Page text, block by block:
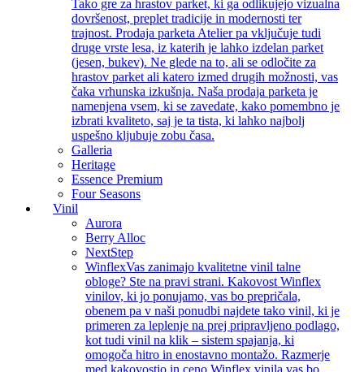
Tako gre za hrastov parket, ki ga odlikujejo vizualna
dovršenost, preplet tradicije in modernosti ter
trajnost. Prodaja parketa Atelier pa vključuje tudi
druge vrste lesa, iz katerih je lahko izdelan parket
(jesen, bukev). Ne glede na to, ali se odločite za
hrastov parket ali katero izmed drugih možnosti, vas
čaka vrhunska izkušnja. Naša prodaja parketa je
namenjena vsem, ki se zavedate, kako pomembno je
izbrati kvaliteto, saj je ta tista, ki lahko najbolj
uspešno kljubuje zobu časa.
Galleria
Heritage
Essence Premium
Four Seasons
Vinil
Aurora
Berry Alloc
NextStep
WinflexVas zanimajo kvalitetne vinil talne
obloge? Ste na pravi strani. Kakovost Winflex
vinilov, ki jo ponujamo, vas bo prepričala,
obenem pa v naši ponudbi najdete tako vinil, ki je
primeren za leplenje na prej pripravljeno podlago,
kot tudi vinil na klik – sistem spajanja, ki
omogoča hitro in enostavno montažo. Razmerje
med kakovostjo in ceno Winflex vinila vas bo